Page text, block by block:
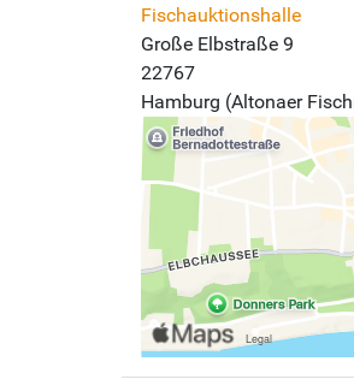
Fischauktionshalle
Große Elbstraße 9
22767
Hamburg (Altonaer